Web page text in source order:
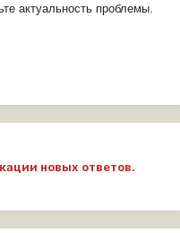
актуальность проблемы.
новых ответов.